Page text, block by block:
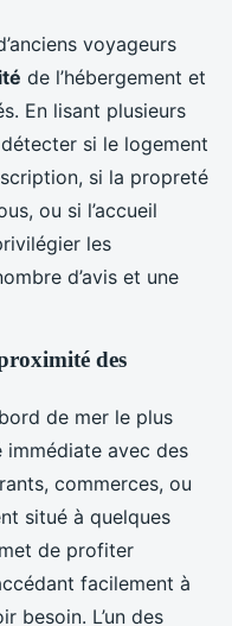
voyageurs
de l’hébergement et
En lisant plusieurs
si le logement
si la propreté
ou si l’accueil
les
d’avis et une
des
de mer le plus
immédiate avec des
commerces, ou
situé à quelques
de profiter
facilement à
besoin. L’un des